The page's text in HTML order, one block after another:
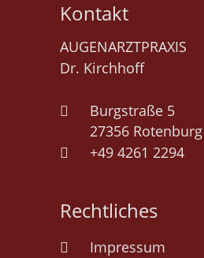
Kontakt
AUGENARZTPRAXIS
Dr. Kirchhoff

Burgstraße 5
27356 Rotenburg
 +49 4261 2294
Rechtliches

Impressum